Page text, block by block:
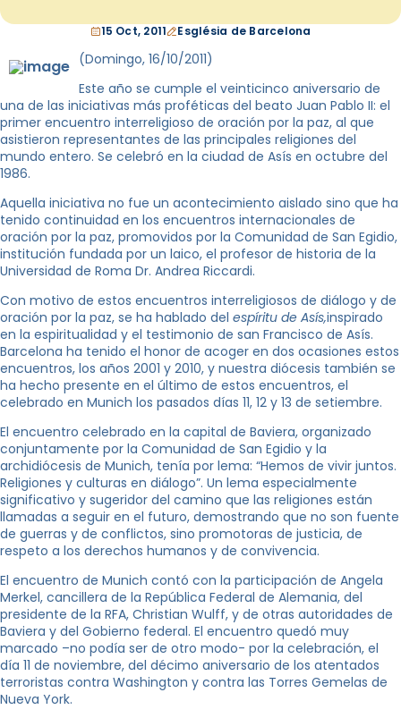
15 Oct, 2011 Església de Barcelona
(Domingo, 16/10/2011)
Este año se cumple el veinticinco aniversario de
una de las iniciativas más proféticas del beato Juan Pablo II: el
primer encuentro interreligioso de oración por la paz, al que
asistieron representantes de las principales religiones del
mundo entero. Se celebró en la ciudad de Asís en octubre del
1986.
Aquella iniciativa no fue un acontecimiento aislado sino que ha
tenido continuidad en los encuentros internacionales de
oración por la paz, promovidos por la Comunidad de San Egidio,
institución fundada por un laico, el profesor de historia de la
Universidad de Roma Dr. Andrea Riccardi.
Con motivo de estos encuentros interreligiosos de diálogo y de
oración por la paz, se ha hablado del espíritu de Asís,inspirado
en la espiritualidad y el testimonio de san Francisco de Asís.
Barcelona ha tenido el honor de acoger en dos ocasiones estos
encuentros, los años 2001 y 2010, y nuestra diócesis también se
ha hecho presente en el último de estos encuentros, el
celebrado en Munich los pasados días 11, 12 y 13 de setiembre.
El encuentro celebrado en la capital de Baviera, organizado
conjuntamente por la Comunidad de San Egidio y la
archidiócesis de Munich, tenía por lema: “Hemos de vivir juntos.
Religiones y culturas en diálogo”. Un lema especialmente
significativo y sugeridor del camino que las religiones están
llamadas a seguir en el futuro, demostrando que no son fuente
de guerras y de conflictos, sino promotoras de justicia, de
respeto a los derechos humanos y de convivencia.
El encuentro de Munich contó con la participación de Angela
Merkel, cancillera de la República Federal de Alemania, del
presidente de la RFA, Christian Wulff, y de otras autoridades de
Baviera y del Gobierno federal. El encuentro quedó muy
marcado –no podía ser de otro modo- por la celebración, el
día 11 de noviembre, del décimo aniversario de los atentados
terroristas contra Washington y contra las Torres Gemelas de
Nueva York.